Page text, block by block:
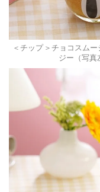
＜チップ＞チョコスム
ジー（写真